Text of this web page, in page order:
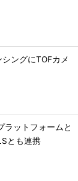
ングにTOFカメ
ラットフォームと
とも連携